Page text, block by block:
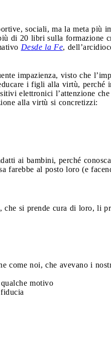
sociali, ma la meta più
di 20 libri sulla formazione
Desde la Fe,
impazienza, visto che
i figli alla virtù, perché
elettronici l’attenzione
alla virtù si concretizzi:
ai bambini, perché
farebbe al posto loro (e
si prende cura di loro, li
come noi, che avevano i
motivo